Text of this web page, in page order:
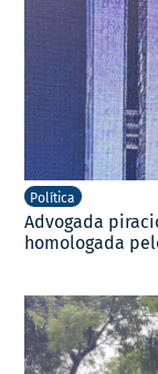
Política
Advogada
homologada